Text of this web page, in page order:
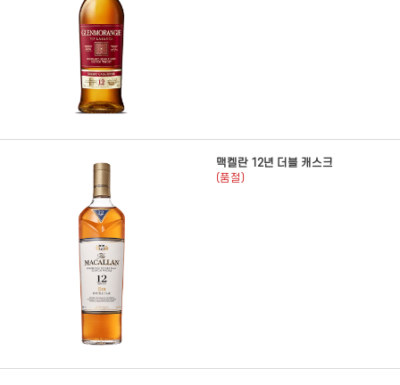
맥켈란 12년 더블 캐스크
(품절)